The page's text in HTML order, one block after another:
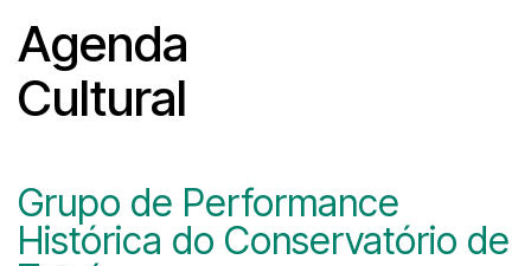
Agenda
Cultural
Grupo de Performance
Histórica do Conservatório de